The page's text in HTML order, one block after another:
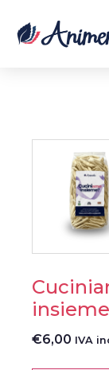
€6,00 IVA